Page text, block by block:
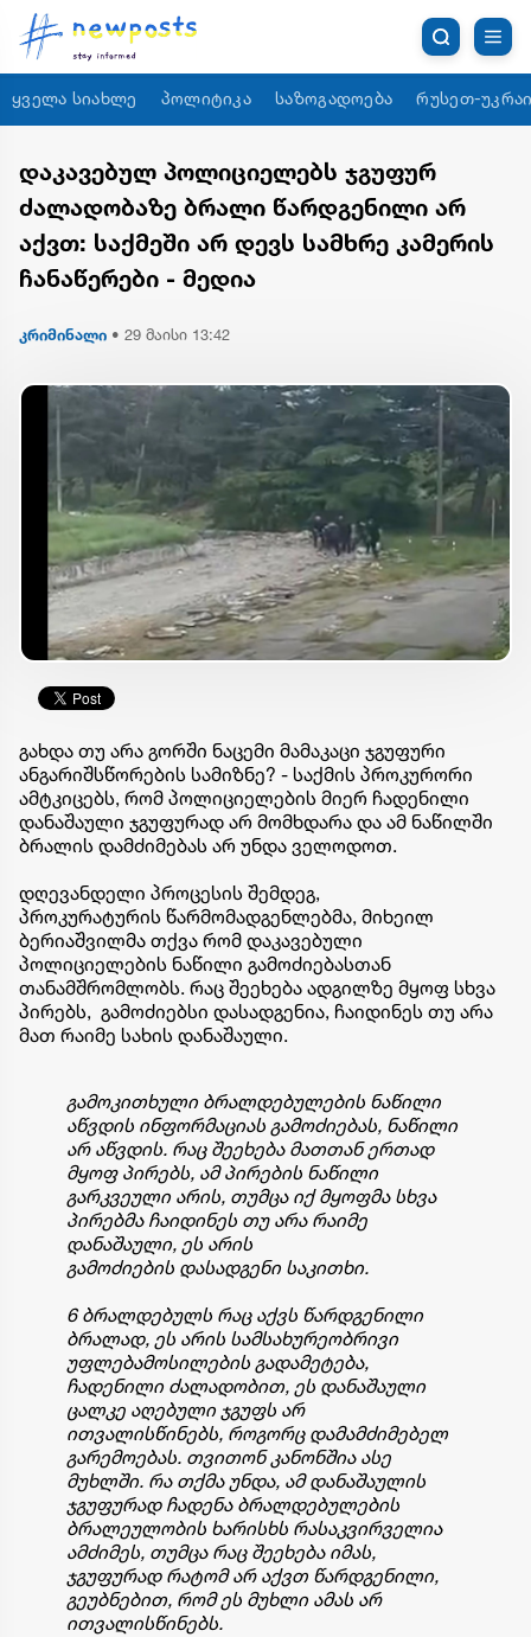
ყველა სიახლე პოლიტიკა საზოგადოება რუსეთ-
დაკავებულ პოლიციელებს ჯგუფურ
ძალადობაზე ბრალი წარდგენილი არ
აქვთ: საქმეში არ დევს სამხრე კამერის
ჩანაწერები - მედია
კრიმინალი • 29 მაისი 13:42
გახდა თუ არა გორში ნაცემი მამაკაცი ჯგუფური
ანგარიშსწორების სამიზნე? - საქმის პროკურორი
ამტკიცებს, რომ პოლიციელების მიერ ჩადენილი
დანაშაული ჯგუფურად არ მომხდარა და ამ ნაწილში
ბრალის დამძიმებას არ უნდა ველოდოთ.
დღევანდელი პროცესის შემდეგ,
პროკურატურის წარმომადგენლებმა, მიხეილ
ბერიაშვილმა თქვა რომ დაკავებული
პოლიციელების ნაწილი გამოძიებასთან
თანამშრომლობს. რაც შეეხება ადგილზე მყოფ სხვა
პირებს, გამოძიებსი დასადგენია, ჩაიდინეს თუ არა
მათ რაიმე სახის დანაშაული.
გამოკითხული ბრალდებულების ნაწილი
აწვდის ინფორმაციას გამოძიებას, ნაწილი
არ აწვდის. რაც შეეხება მათთან ერთად
მყოფ პირებს, ამ პირების ნაწილი
გარკვეული არის, თუმცა იქ მყოფმა სხვა
პირებმა ჩაიდინეს თუ არა რაიმე
დანაშაული, ეს არის
გამოძიების დასადგენი საკითხი.
6 ბრალდებულს რაც აქვს წარდგენილი
ბრალად, ეს არის სამსახურეობრივი
უფლებამოსილების გადამეტება,
ჩადენილი ძალადობით, ეს დანაშაული
ცალკე აღებული ჯგუფს არ
ითვალისწინებს, როგორც დამამძიმებელ
გარემოებას. თვითონ კანონშია ასე
მუხლში. რა თქმა უნდა, ამ დანაშაულის
ჯგუფურად ჩადენა ბრალდებულების
ბრალეულობის ხარისხს რასაკვირველია
ამძიმეს, თუმცა რაც შეეხება იმას,
ჯგუფურად რატომ არ აქვთ წარდგენილი,
გეუბნებით, რომ ეს მუხლი ამას არ
ითვალისწინებს.